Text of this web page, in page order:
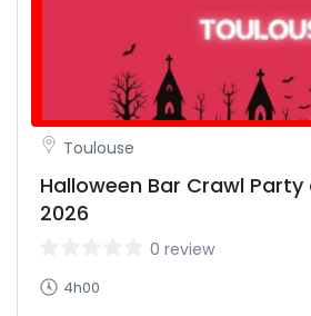
Toulouse
Halloween Bar Crawl Party
2026
0 review
4h00